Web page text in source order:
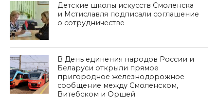
Детские школы искусств Смоленска
и Мстиславля подписали соглашение
о сотрудничестве
В День единения народов России и
Беларуси открыли прямое
пригородное железнодорожное
сообщение между Смоленском,
Витебском и Оршей